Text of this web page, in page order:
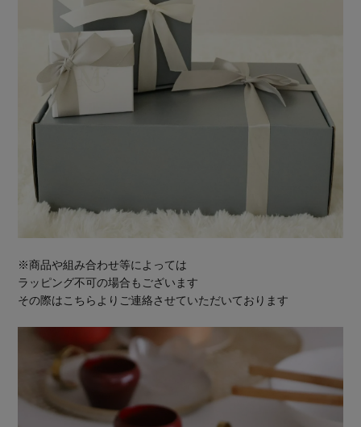
※商品や組み合わせ等によっては
ラッピング不可の場合もございます
その際はこちらよりご連絡させていただいております